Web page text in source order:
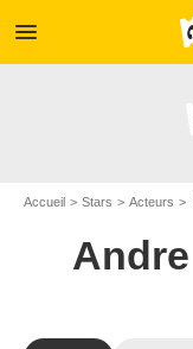
menu
Accueil Stars Acteurs